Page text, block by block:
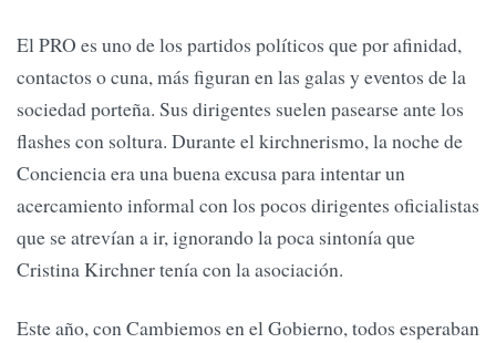
El PRO es uno de los partidos políticos que por afinidad,
contactos o cuna, más figuran en las galas y eventos de la
sociedad porteña. Sus dirigentes suelen pasearse ante los
flashes con soltura. Durante el kirchnerismo, la noche de
Conciencia era una buena excusa para intentar un
acercamiento informal con los pocos dirigentes oficialistas
que se atrevían a ir, ignorando la poca sintonía que
Cristina Kirchner tenía con la asociación.
Este año, con Cambiemos en el Gobierno, todos esperaban